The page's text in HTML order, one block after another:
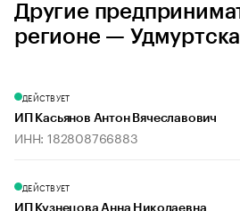
Другие
регионе —
ДЕЙСТВУЕТ
ИП Касьянов Антон Вячеславович
ИНН: 182808766883
ДЕЙСТВУЕТ